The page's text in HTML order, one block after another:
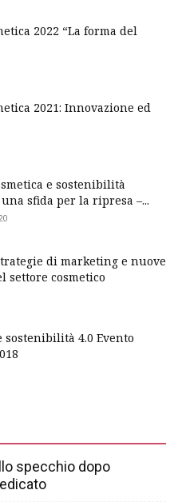
2022 “La forma del
2021: Innovazione ed
e sostenibilità
sfida per la ripresa –...
di marketing e nuove
settore cosmetico
sostenibilità 4.0 Evento
specchio dopo